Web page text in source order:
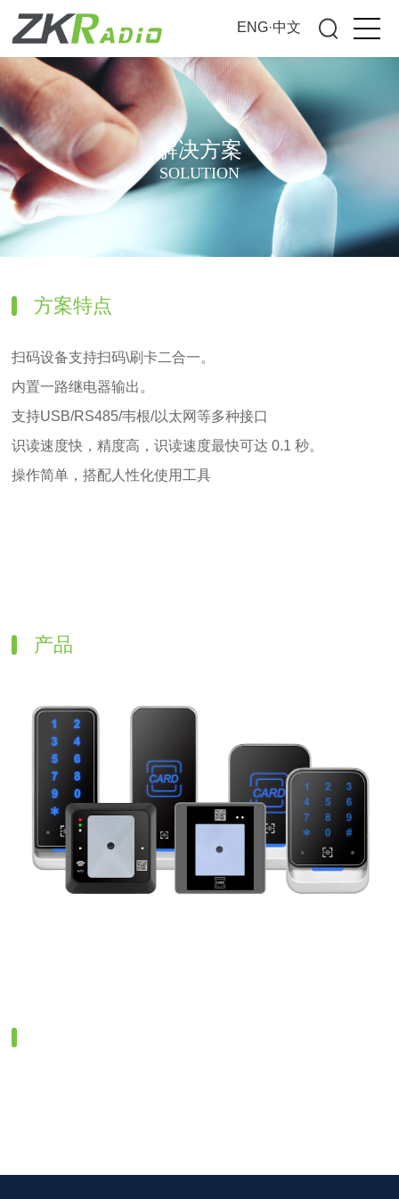
ENG·中文
解决方案
SOLUTION
方案特点
扫码设备支持扫码\刷卡二合一。
内置一路继电器输出。
支持USB/RS485/韦根/以太网等多种接口
识读速度快，精度高，识读速度最快可达 0.1 秒。
操作简单，搭配人性化使用工具
产品